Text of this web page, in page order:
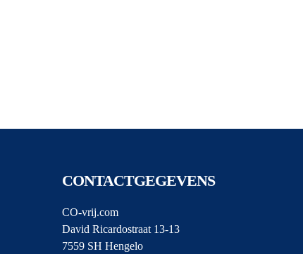
CONTACTGEGEVENS
CO-vrij.com
David Ricardostraat 13-13
7559 SH Hengelo